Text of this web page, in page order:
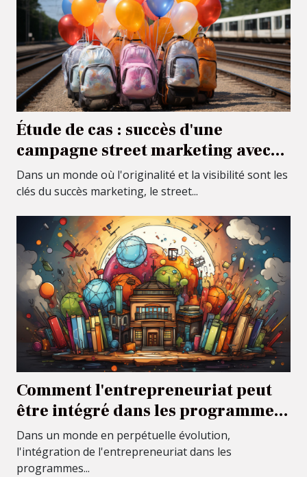
Étude de cas : succès d'une
campagne street marketing avec
ballons sac à dos
Dans un monde où l'originalité et la visibilité sont les
clés du succès marketing, le street...
Comment l'entrepreneuriat peut
être intégré dans les programmes
scolaires
Dans un monde en perpétuelle évolution,
l'intégration de l'entrepreneuriat dans les
programmes...